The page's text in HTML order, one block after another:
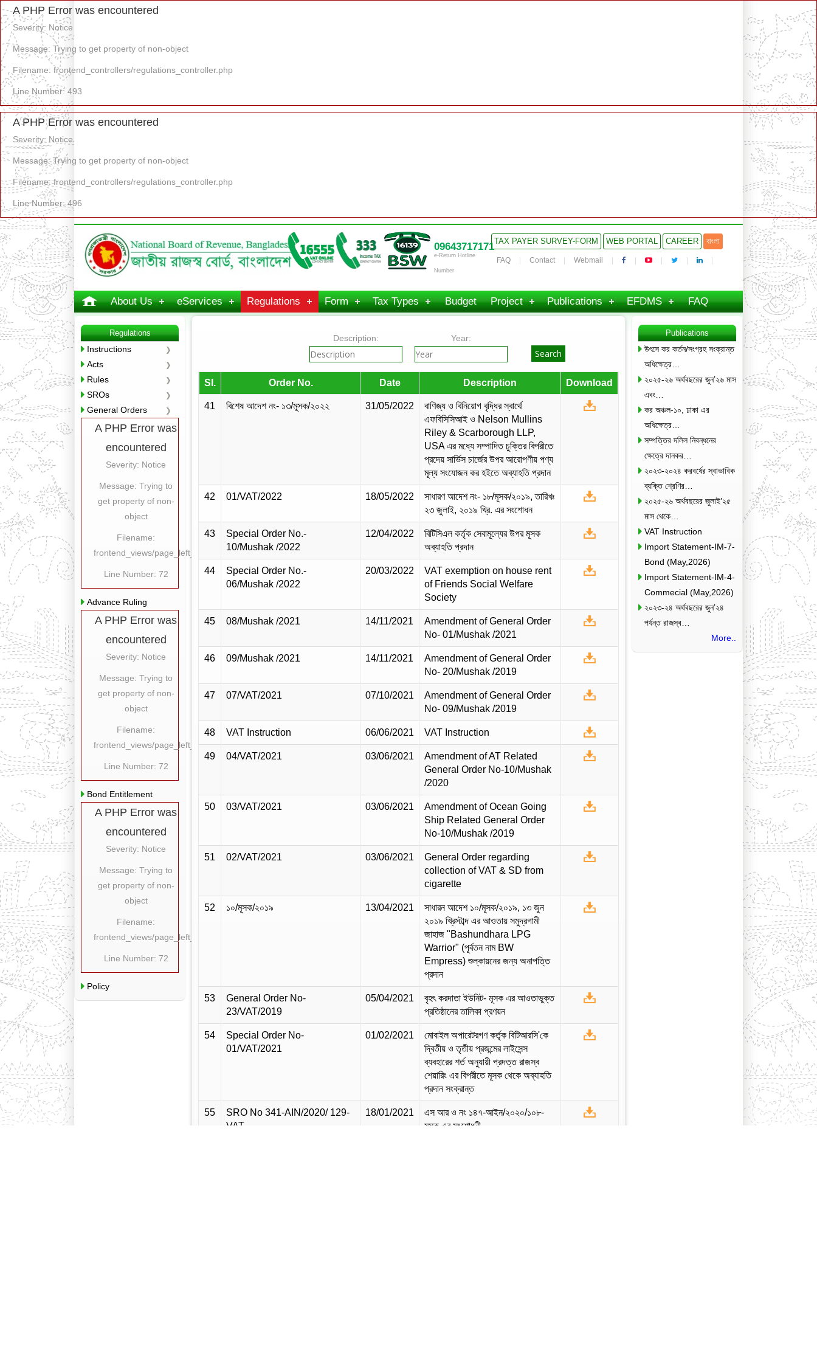
A PHP Error was encountered
Severity: Notice
Message: Trying to get property of non-object
Filename: frontend_controllers/regulations_controller.php
Line Number: 493
A PHP Error was encountered
Severity: Notice
Message: Trying to get property of non-object
Filename: frontend_controllers/regulations_controller.php
Line Number: 496
09643717171
e-Return Hotline
Number
TAX PAYER SURVEY-FORM WEB PORTAL CAREER বাংলা
FAQ Contact Webmail
About Us eServices Regulations Form Tax Types Budget Project Publications EFDMS FAQ
Regulations
Instructions
Acts
Rules
SROs
General Orders
A PHP Error was
encountered
Severity: Notice
Message: Trying to
get property of non-
object
Filename:
frontend_views/page_left_content.php
Line Number: 72
Advance Ruling
A PHP Error was
encountered
Severity: Notice
Message: Trying to
get property of non-
object
Filename:
frontend_views/page_left_content.php
Line Number: 72
Bond Entitlement
A PHP Error was
encountered
Severity: Notice
Message: Trying to
get property of non-
object
Filename:
frontend_views/page_left_content.php
Line Number: 72
Policy
Description: Year:
Sl. Order No. Date Description Download
41 বিশেষ আদেশ নং- ১৩/মূসক/২০২২ 31/05/2022
বাণিজ্য ও বিনিয়োগ বৃদ্ধির স্বার্থে
এফবিসিসিআই ও Nelson Mullins
Riley & Scarborough LLP,
USA এর মধ্যে সম্পাদিত চুক্তির বিপরীতে
প্রদেয় সার্ভিস চার্জের উপর আরোপণীয় পণ্য
মূল্য সংযোজন কর হইতে অব্যাহতি প্রদান
42 01/VAT/2022 18/05/2022
সাধারণ আদেশ নং- ১৮/মূসক/২০১৯, তারিখঃ
২৩ জুলাই, ২০১৯ খ্রি. এর সংশোধন
43
Special Order No.-
10/Mushak /2022
12/04/2022
বিটিসিএল কর্তৃক সেবামূল্যের উপর মূসক
অব্যাহতি প্রদান
44
Special Order No.-
06/Mushak /2022
20/03/2022
VAT exemption on house rent
of Friends Social Welfare
Society
45 08/Mushak /2021 14/11/2021
Amendment of General Order
No- 01/Mushak /2021
46 09/Mushak /2021 14/11/2021
Amendment of General Order
No- 20/Mushak /2019
47 07/VAT/2021 07/10/2021
Amendment of General Order
No- 09/Mushak /2019
48 VAT Instruction 06/06/2021 VAT Instruction
49 04/VAT/2021 03/06/2021
Amendment of AT Related
General Order No-10/Mushak
/2020
50 03/VAT/2021 03/06/2021
Amendment of Ocean Going
Ship Related General Order
No-10/Mushak /2019
51 02/VAT/2021 03/06/2021
General Order regarding
collection of VAT & SD from
cigarette
52 ১০/মূসক/২০১৯ 13/04/2021
সাধারন আদেশ ১০/মূসক/২০১৯, ১৩ জুন‌
২০১৯ খ্রিস্টাব্দ এর আওতায় সমুদ্রগামী
জাহাজ "Bashundhara LPG
Warrior" (পূর্বতন নাম BW
Empress) শুল্কায়নের জন্য অনাপত্তি
প্রদান
53
General Order No-
23/VAT/2019
05/04/2021
বৃহৎ করদাতা ইউনিট- মূসক এর আওতাভুক্ত
প্রতিষ্ঠানের তালিকা প্রণয়ন
54
Special Order No-
01/VAT/2021
01/02/2021
মোবাইল অপারেটরগণ কর্তৃক বিটিআরসি'কে
দ্বিতীয় ও তৃতীয় প্রজন্মের লাইসেন্স
ব্যবহারের শর্ত অনুযায়ী প্রদত্ত রাজস্ব
শেয়ারিং এর বিপরীতে মূসক থেকে অব্যাহতি
প্রদান সংক্রান্ত
55
SRO No 341-AIN/2020/ 129-
VAT
18/01/2021
এস আর ও নং ১৪৭-আইন/২০২০/১০৮-
মূসক এর সংশোধনী
Publications
উৎসে কর কর্তন/সংগ্রহ সংক্রান্ত
অধিক্ষেত্র…
২০২৫-২৬ অর্থবছরের জুন’২৬ মাস
এবং…
কর অঞ্চল-১০, ঢাকা এর
অধিক্ষেত্র…
সম্পত্তির দলিল নিবন্ধনের
ক্ষেত্রে দানকর…
২০২৩-২০২৪ করবর্ষের স্বাভাবিক
ব্যক্তি শ্রেণির…
২০২৫-২৬ অর্থবছরের জুলাই’২৫
মাস থেকে…
VAT Instruction
Import Statement-IM-7-
Bond (May,2026)
Import Statement-IM-4-
Commecial (May,2026)
২০২৩-২৪ অর্থবছরের জুন’২৪
পর্যন্ত রাজস্ব…
More..